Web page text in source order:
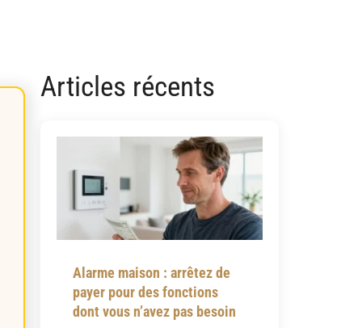
Articles récents
Alarme maison : arrêtez de
payer pour des fonctions
dont vous n’avez pas besoin